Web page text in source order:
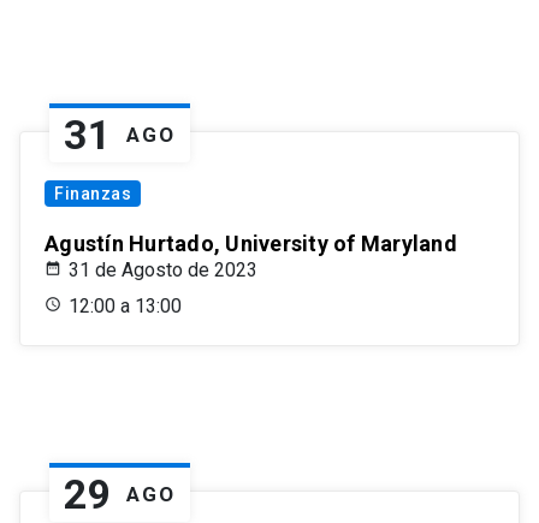
31 AGO
Finanzas
Agustín Hurtado, University of Maryland
31 de Agosto de 2023
12:00 a 13:00
29 AGO